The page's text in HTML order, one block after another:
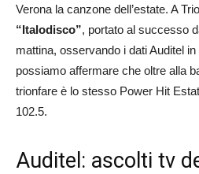
Verona la canzone dell’estate. A
“Italodisco”, portato al successo
mattina, osservando i dati Auditel
possiamo affermare che oltre alla
trionfare è lo stesso Power Hit
102.5.
Auditel: ascolti tv